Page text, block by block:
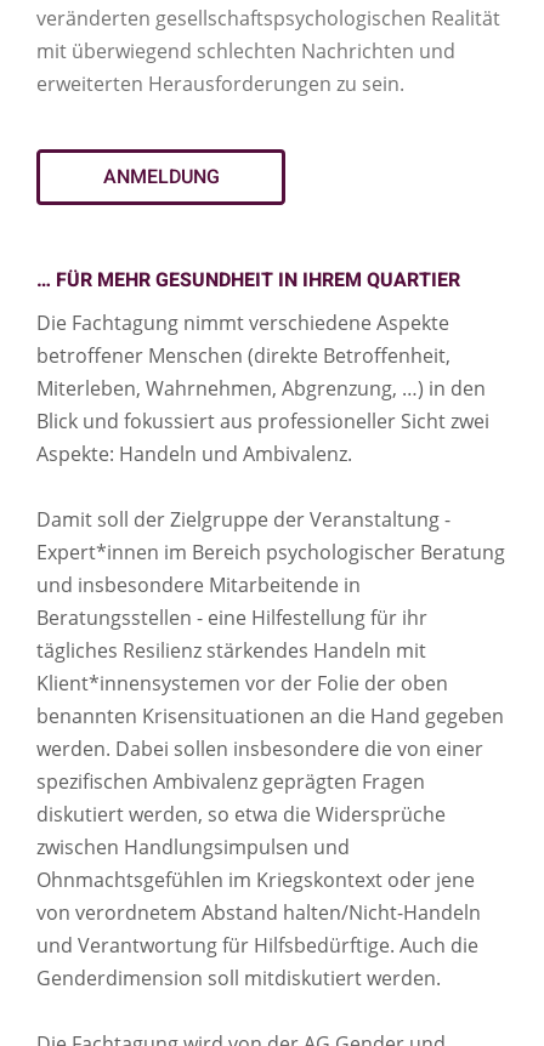
veränderten gesellschaftspsychologischen Realität
mit überwiegend schlechten Nachrichten und
erweiterten Herausforderungen zu sein.
ANMELDUNG
… FÜR MEHR GESUNDHEIT IN IHREM QUARTIER
Die Fachtagung nimmt verschiedene Aspekte
betroffener Menschen (direkte Betroffenheit,
Miterleben, Wahrnehmen, Abgrenzung, …) in den
Blick und fokussiert aus professioneller Sicht zwei
Aspekte: Handeln und Ambivalenz.
Damit soll der Zielgruppe der Veranstaltung -
Expert*innen im Bereich psychologischer Beratung
und insbesondere Mitarbeitende in
Beratungsstellen - eine Hilfestellung für ihr
tägliches Resilienz stärkendes Handeln mit
Klient*innensystemen vor der Folie der oben
benannten Krisensituationen an die Hand gegeben
werden. Dabei sollen insbesondere die von einer
spezifischen Ambivalenz geprägten Fragen
diskutiert werden, so etwa die Widersprüche
zwischen Handlungsimpulsen und
Ohnmachtsgefühlen im Kriegskontext oder jene
von verordnetem Abstand halten/Nicht-Handeln
und Verantwortung für Hilfsbedürftige. Auch die
Genderdimension soll mitdiskutiert werden.